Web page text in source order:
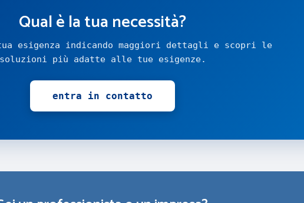
Qual è la tua necessità?
esigenza indicando maggiori dettagli e scopri le
soluzioni più adatte alle tue esigenze.
entra in contatto